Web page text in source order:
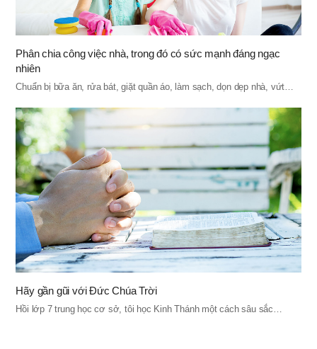
Phân chia công việc nhà, trong đó có sức mạnh đáng ngạc
nhiên
Chuẩn bị bữa ăn, rửa bát, giặt quần áo, làm sạch, dọn dẹp nhà, vứt…
Hãy gần gũi với Đức Chúa Trời
Hồi lớp 7 trung học cơ sở, tôi học Kinh Thánh một cách sâu sắc…